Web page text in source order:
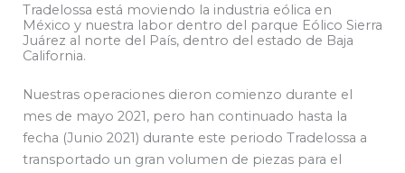
Tradelossa está moviendo la industria eólica en
México y nuestra labor dentro del parque Eólico Sierra
Juárez al norte del País, dentro del estado de Baja
California.
Nuestras operaciones dieron comienzo durante el
mes de mayo 2021, pero han continuado hasta la
fecha (Junio 2021) durante este periodo Tradelossa a
transportado un gran volumen de piezas para el